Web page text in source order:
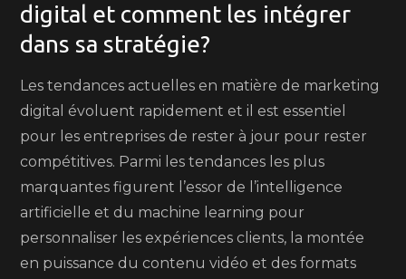
digital et comment les intégrer
dans sa stratégie?
Les tendances actuelles en matière de marketing
digital évoluent rapidement et il est essentiel
pour les entreprises de rester à jour pour rester
compétitives. Parmi les tendances les plus
marquantes figurent l’essor de l’intelligence
artificielle et du machine learning pour
personnaliser les expériences clients, la montée
en puissance du contenu vidéo et des formats